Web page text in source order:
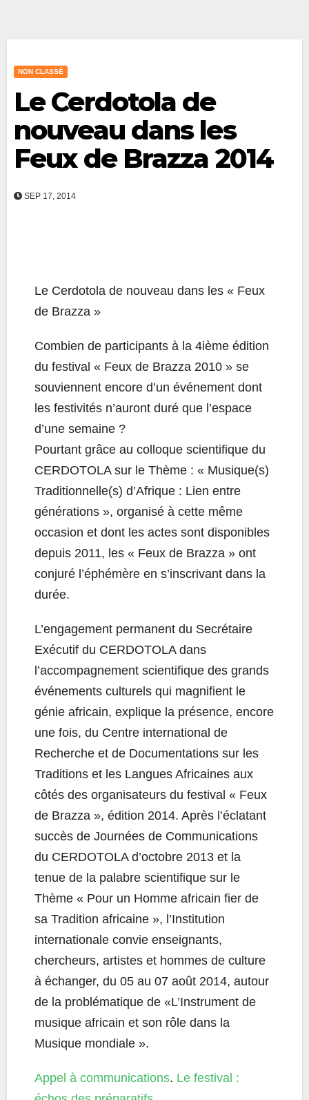
NON CLASSÉ
Le Cerdotola de
nouveau dans les
Feux de Brazza 2014
SEP 17, 2014
Le Cerdotola de nouveau dans les « Feux
de Brazza »
Combien de participants à la 4ième édition
du festival « Feux de Brazza 2010 » se
souviennent encore d’un événement dont
les festivités n’auront duré que l’espace
d’une semaine ?
Pourtant grâce au colloque scientifique du
CERDOTOLA sur le Thème : « Musique(s)
Traditionnelle(s) d’Afrique : Lien entre
générations », organisé à cette même
occasion et dont les actes sont disponibles
depuis 2011, les « Feux de Brazza » ont
conjuré l’éphémère en s’inscrivant dans la
durée.
L’engagement permanent du Secrétaire
Exécutif du CERDOTOLA dans
l’accompagnement scientifique des grands
événements culturels qui magnifient le
génie africain, explique la présence, encore
une fois, du Centre international de
Recherche et de Documentations sur les
Traditions et les Langues Africaines aux
côtés des organisateurs du festival « Feux
de Brazza », édition 2014. Après l’éclatant
succès de Journées de Communications
du CERDOTOLA d’octobre 2013 et la
tenue de la palabre scientifique sur le
Thème « Pour un Homme africain fier de
sa Tradition africaine », l’Institution
internationale convie enseignants,
chercheurs, artistes et hommes de culture
à échanger, du 05 au 07 août 2014, autour
de la problématique de «L’Instrument de
musique africain et son rôle dans la
Musique mondiale ».
Appel à communications. Le festival :